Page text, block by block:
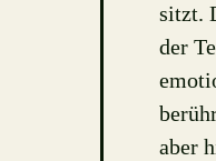
sitzt.
der
aber